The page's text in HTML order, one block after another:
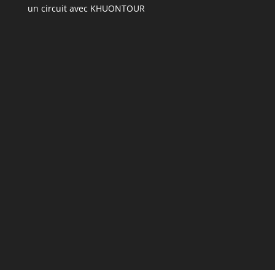
un circuit avec KHUONTOUR